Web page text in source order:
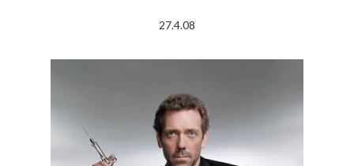
27.4.08